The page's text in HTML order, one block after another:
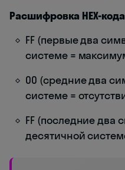
Расшифровка HEX-кода
FF (первые два
системе =
00 (средние два
системе =
FF (последние два
десятичной